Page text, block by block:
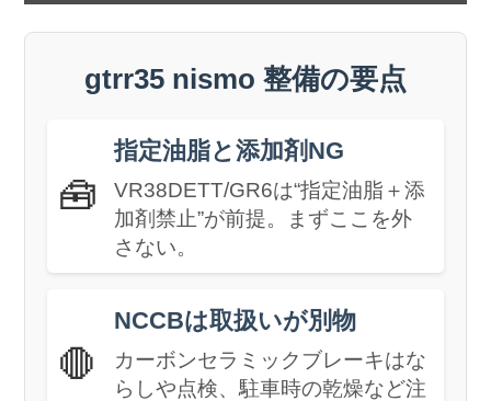
gtrr35 nismo 整備の要点
🧰
指定油脂と添加剤NG
VR38DETT/GR6は“指定油脂＋添
加剤禁止”が前提。まずここを外
さない。
🛑
NCCBは取扱いが別物
カーボンセラミックブレーキはな
らしや点検、駐車時の乾燥など注